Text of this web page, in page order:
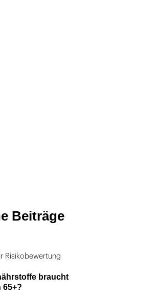
Beiträge
Risikobewertung
braucht
65+?